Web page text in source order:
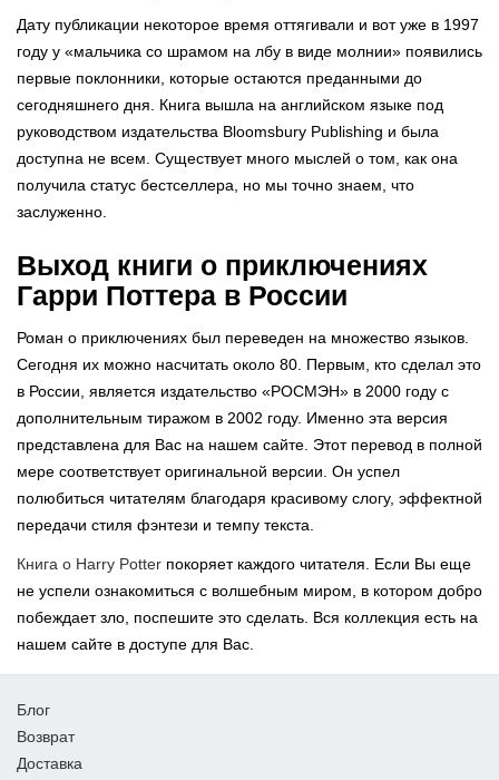
Дату публикации некоторое время оттягивали и вот уже в 1997
году у «мальчика со шрамом на лбу в виде молнии» появились
первые поклонники, которые остаются преданными до
сегодняшнего дня. Книга вышла на английском языке под
руководством издательства Bloomsbury Publishing и была
доступна не всем. Существует много мыслей о том, как она
получила статус бестселлера, но мы точно знаем, что
заслуженно.
Выход книги о приключениях
Гарри Поттера в России
Роман о приключениях был переведен на множество языков.
Сегодня их можно насчитать около 80. Первым, кто сделал это
в России, является издательство «РОСМЭН» в 2000 году с
дополнительным тиражом в 2002 году. Именно эта версия
представлена для Вас на нашем сайте. Этот перевод в полной
мере соответствует оригинальной версии. Он успел
полюбиться читателям благодаря красивому слогу, эффектной
передачи стиля фэнтези и темпу текста.
Книга о Harry Potter покоряет каждого читателя. Если Вы еще
не успели ознакомиться с волшебным миром, в котором добро
побеждает зло, поспешите это сделать. Вся коллекция есть на
нашем сайте в доступе для Вас.
Блог
Возврат
Доставка